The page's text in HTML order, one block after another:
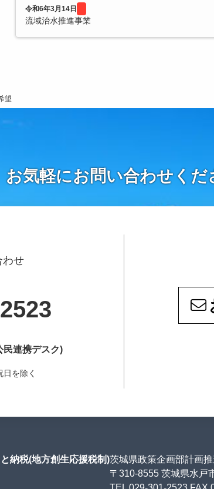
令和6年3月14日
流域治水推進事業
望
お気軽にお問い合わせくだ
わせ
民連携デスク)
を除く
納税(地方創生応援税制)茨城県政策企画部計画
〒310-8555 茨城県水戸